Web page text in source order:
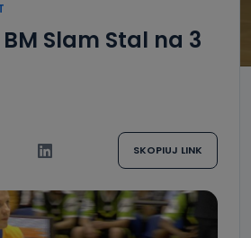
Slam Stal na 3
SKOPIUJ LINK